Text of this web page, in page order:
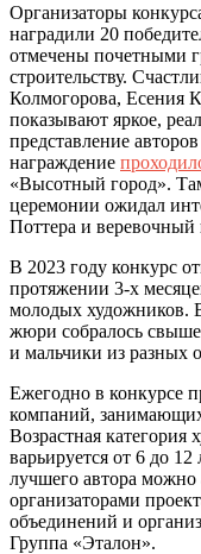
Организаторы
наградили 20
отмечены почетными
строительству.
Колмогорова, Есения
показывают яркое,
представление
награждение
«Высотный город».
церемонии ожидал
Поттера и веревочный
В 2023 году конкурс
протяжении 3-х
молодых художников.
жюри собралось
и мальчики из разных
Ежегодно в конкурсе
компаний,
Возрастная категория
варьируется от 6 до
лучшего автора
организаторами
объединений и
Группа «Эталон».